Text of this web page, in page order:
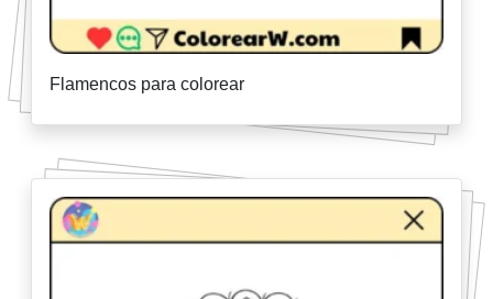
Flamencos para colorear